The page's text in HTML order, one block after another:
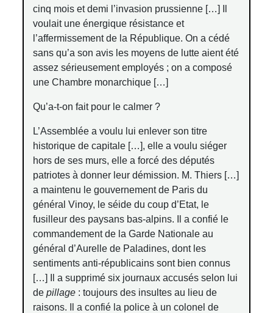
cinq mois et demi l’invasion prussienne […] Il
voulait une énergique résistance et
l’affermissement de la République. On a cédé
sans qu’a son avis les moyens de lutte aient été
assez sérieusement employés ; on a composé
une Chambre monarchique […]
Qu’a-t-on fait pour le calmer ?
L’Assemblée a voulu lui enlever son titre
historique de capitale […], elle a voulu siéger
hors de ses murs, elle a forcé des députés
patriotes à donner leur démission. M. Thiers […]
a maintenu le gouvernement de Paris du
général Vinoy, le séide du coup d’Etat, le
fusilleur des paysans bas-alpins. Il a confié le
commandement de la Garde Nationale au
général d’Aurelle de Paladines, dont les
sentiments anti-républicains sont bien connus
[…] Il a supprimé six journaux accusés selon lui
de pillage : toujours des insultes au lieu de
raisons. Il a confié la police à un colonel de